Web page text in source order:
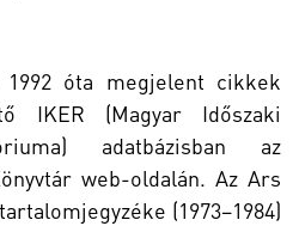
óta megjelent cikkek
IKER (Magyar Időszaki
adatbázisban az
web-oldalán. Az Ars
(1973–1984)